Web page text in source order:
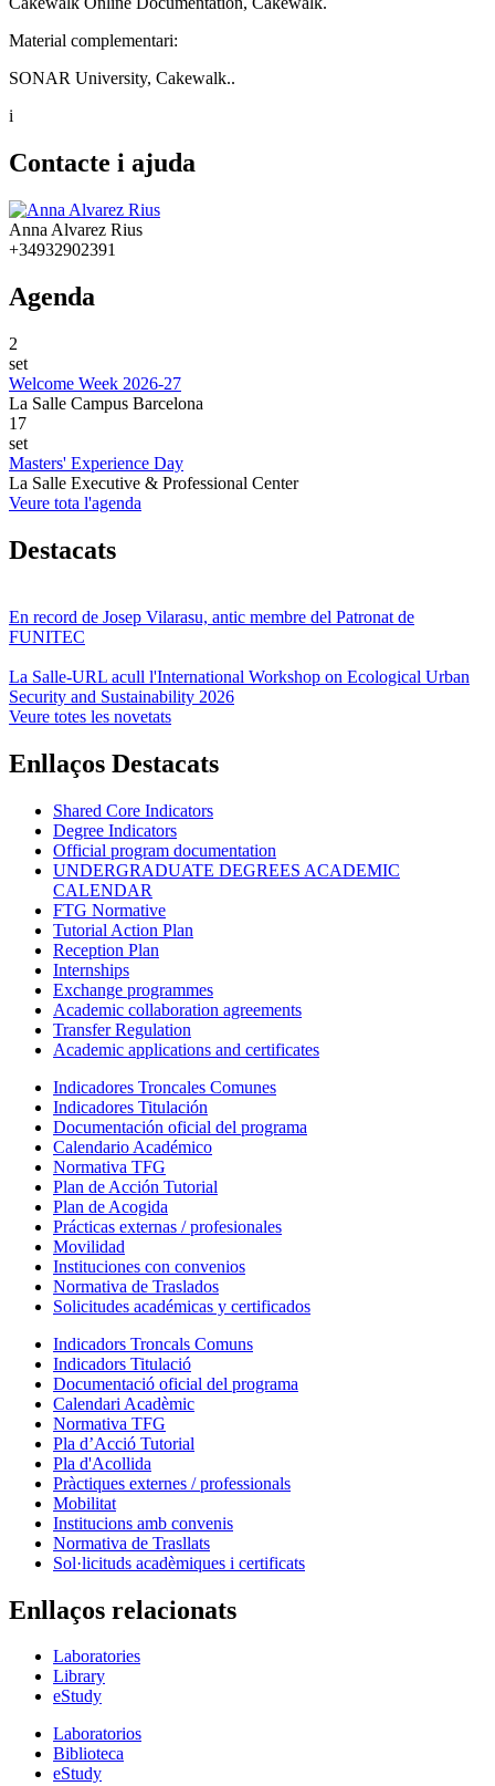
Material complementari:
SONAR University, Cakewalk..
i
Contacte i ajuda
Anna Alvarez Rius
+34932902391
Agenda
2
set
Welcome Week 2026-27
La Salle Campus Barcelona
17
set
Masters' Experience Day
La Salle Executive & Professional Center
Veure tota l'agenda
Destacats
En record de Josep Vilarasu, antic membre del Patronat de
FUNITEC
La Salle-URL acull l'International Workshop on Ecological Urban
Security and Sustainability 2026
Veure totes les novetats
Enllaços Destacats
Shared Core Indicators
Degree Indicators
Official program documentation
UNDERGRADUATE DEGREES ACADEMIC
CALENDAR
FTG Normative
Tutorial Action Plan
Reception Plan
Internships
Exchange programmes
Academic collaboration agreements
Transfer Regulation
Academic applications and certificates
Indicadores Troncales Comunes
Indicadores Titulación
Documentación oficial del programa
Calendario Académico
Normativa TFG
Plan de Acción Tutorial
Plan de Acogida
Prácticas externas / profesionales
Movilidad
Instituciones con convenios
Normativa de Traslados
Solicitudes académicas y certificados
Indicadors Troncals Comuns
Indicadors Titulació
Documentació oficial del programa
Calendari Acadèmic
Normativa TFG
Pla d’Acció Tutorial
Pla d'Acollida
Pràctiques externes / professionals
Mobilitat
Institucions amb convenis
Normativa de Trasllats
Sol·licituds acadèmiques i certificats
Enllaços relacionats
Laboratories
Library
eStudy
Laboratorios
Biblioteca
eStudy